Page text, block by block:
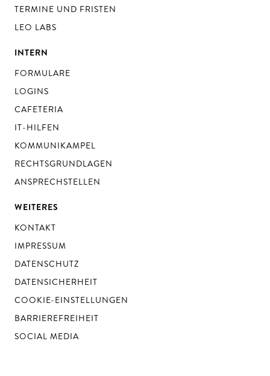
TERMINE UND FRISTEN
LEO LABS
INTERN
FORMULARE
LOGINS
CAFETERIA
IT-HILFEN
KOMMUNIKAMPEL
RECHTSGRUNDLAGEN
ANSPRECHSTELLEN
WEITERES
KONTAKT
IMPRESSUM
DATENSCHUTZ
DATENSICHERHEIT
COOKIE-EINSTELLUNGEN
BARRIEREFREIHEIT
SOCIAL MEDIA